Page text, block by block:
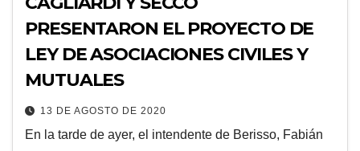
PRESENTARON EL PROYECTO DE
LEY DE ASOCIACIONES CIVILES Y
MUTUALES
13 DE AGOSTO DE 2020
En la tarde de ayer, el intendente de Berisso, Fabián